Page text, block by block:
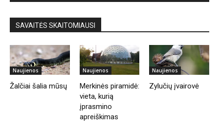
SAVAITĖS SKAITOMIAUSI
Naujienos
Žalčiai šalia mūsų
Naujienos
Merkinės piramidė:
vieta, kurią
įprasmino
apreiškimas
Naujienos
Zylučių įvairovė